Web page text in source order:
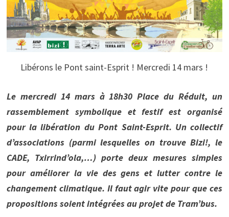
Libérons le Pont saint-Esprit ! Mercredi 14 mars !
Le mercredi 14 mars à 18h30 Place du Réduit, un
rassemblement symbolique et festif est organisé
pour la libération du Pont Saint-Esprit. Un collectif
d’associations (parmi lesquelles on trouve Bizi!, le
CADE, Txirrind’ola,…) porte deux mesures simples
pour améliorer la vie des gens et lutter contre le
changement climatique. Il faut agir vite pour que ces
propositions soient intégrées au projet de Tram’bus.